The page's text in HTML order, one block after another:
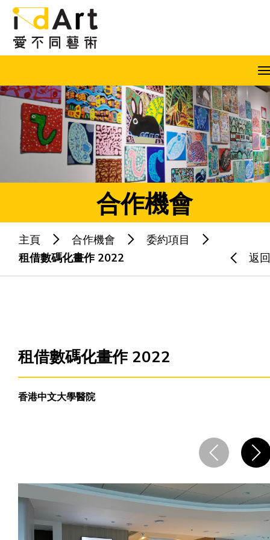
跳到內容（按回車鍵）
EN 繁 简 A A A
熱門關鍵字：藝術共融 藝術家
最新消息
愛不同藝術家
網上藝廊
合作機會
主頁 合作機會
委約項目
租借數碼化畫作 2022
返回
租借數碼化畫作 2022
香港中文大學醫院